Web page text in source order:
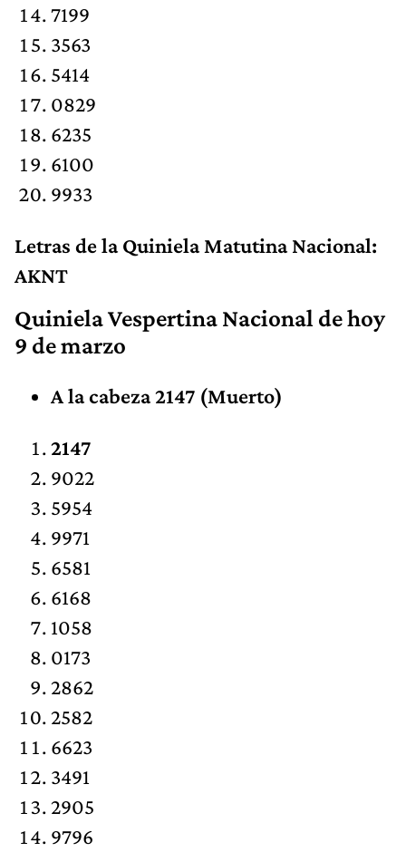
7199
3563
5414
0829
6235
6100
9933
Letras de la Quiniela Matutina Nacional:
AKNT
Quiniela Vespertina Nacional de hoy
9 de marzo
A la cabeza 2147 (Muerto)
2147
9022
5954
9971
6581
6168
1058
0173
2862
2582
6623
3491
2905
9796